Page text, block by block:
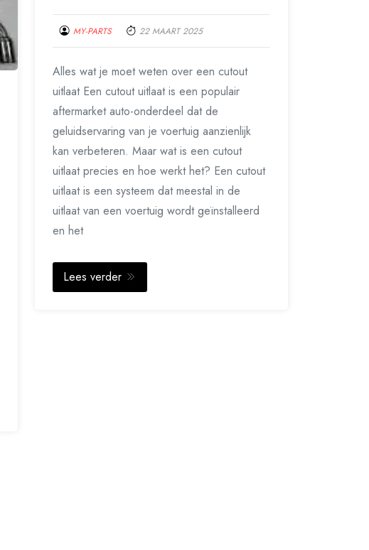
MY-PARTS 22 MAART 2025
Alles wat je moet weten over een cutout
uitlaat Een cutout uitlaat is een populair
aftermarket auto-onderdeel dat de
geluidservaring van je voertuig aanzienlijk
kan verbeteren. Maar wat is een cutout
uitlaat precies en hoe werkt het? Een cutout
uitlaat is een systeem dat meestal in de
uitlaat van een voertuig wordt geïnstalleerd
en het
Lees verder